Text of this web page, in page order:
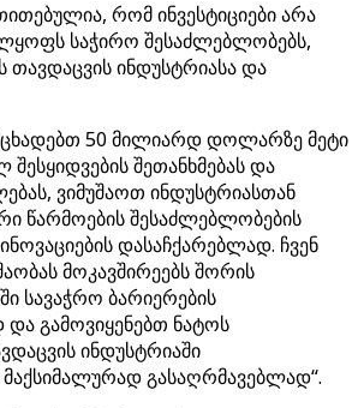
რომ ინვესტიციები არა
საჭირო შესაძლებლობებს,
თავდაცვის ინდუსტრიასა და
50 მილიარდ დოლარზე მეტი
შეთანხმებას და
ვიმუშაოთ ინდუსტრიასთან
წარმოების შესაძლებლობების
დასაჩქარებლად. ჩვენ
მოკავშირეებს შორის
სავაჭრო ბარიერების
გამოვიყენებთ ნატოს
ინდუსტრიაში
გასაღრმავებლად“.